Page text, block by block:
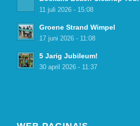
11 juli 2026 - 15:08
Groene Strand Wimpel
17 juni 2026 - 11:08
5 Jarig Jubileum!
30 april 2026 - 11:37